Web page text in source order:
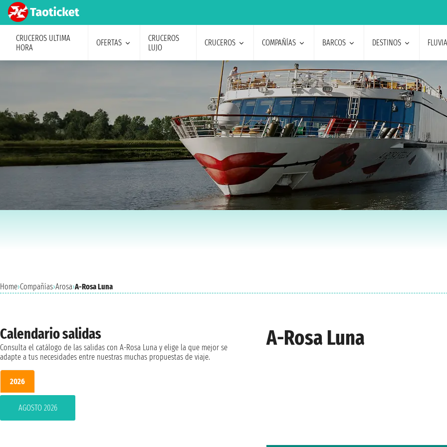
CRUCEROS ULTIMA
HORA
OFERTAS
CRUCEROS
LUJO
CRUCEROS COMPAÑÍAS BARCOS DESTINOS
Home›Compañías›Arosa›A-Rosa Luna
A-Rosa Luna
Calendario salidas
Consulta el catálogo de las salidas con A-Rosa Luna y elige la que mejor se
adapte a tus necesidades entre nuestras muchas propuestas de viaje.
2026
AGOSTO 2026